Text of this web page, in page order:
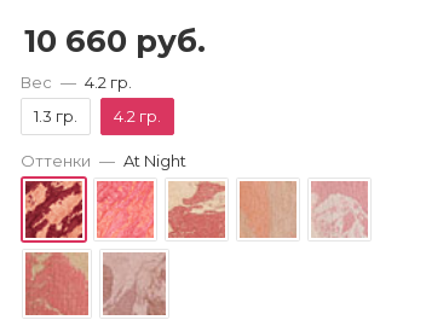
10 660 руб.
Вес — 4.2 гр.
1.3 гр.
4.2 гр.
Оттенки — At Night